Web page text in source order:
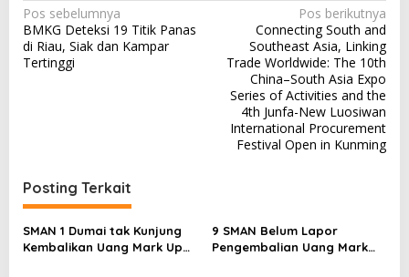
N
a
v
i
p
o
Pos sebelumnya
BMKG Deteksi 19 Titik Panas
di Riau, Siak dan Kampar
Tertinggi
Pos berikutnya
Connecting South and
Southeast Asia, Linking
Trade Worldwide: The 10th
China–South Asia Expo
Series of Activities and the
4th Junfa-New Luosiwan
International Procurement
Festival Open in Kunming
Posting Terkait
SMAN 1 Dumai tak Kunjung
Kembalikan Uang Mark Up
9 SMAN Belum Lapor
Pengembalian Uang Mark